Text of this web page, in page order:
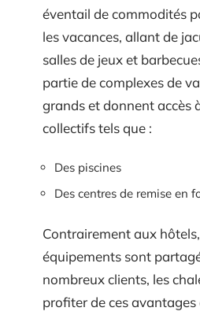
éventail de commodités
les vacances, allant de
salles de jeux et
partie de complexes de
grands et donnent accès
collectifs tels que :
Des piscines
Des centres de remise en
Contrairement aux
équipements sont
nombreux clients, les
profiter de ces